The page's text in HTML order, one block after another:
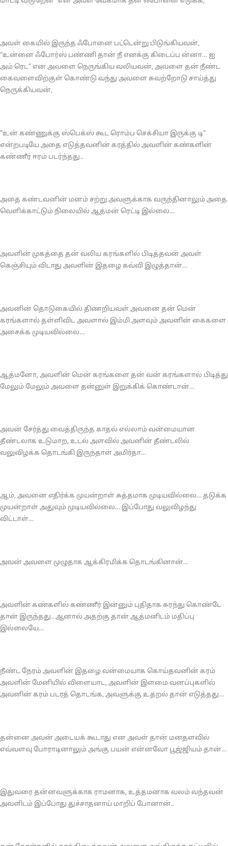
அவள் கையில் இருந்த ஃபோனை பட்டென்று பிடுங்கியவன்,
“உன்னை ஃபோர்ஸ் பண்ணி தான் நீ எனக்கு கிடைப்ப ன்னா… ஐ
அம் ரெட” என அவளை நெருங்கிய வலியவன், அவளை தன் நீண்ட
கைவளைவிற்குள் கொண்டு வந்து அவளை சுவற்றோடு சாய்த்து
நெருக்கியவன்,
“உன் கண்ணுக்கு ஸ்பெக்ஸ் கூட ரொம்ப செக்சியா இருக்கு டி”
என்றபடியே அதை எடுத்தவனின் கரத்தில் அவளின் கண்களின்
கண்ணீர் ஈரம் படர்ந்தது..
அதை கண்டவனின் மனம் சற்று அவளுக்காக வருந்தினாலும் அதை
வெளிக்காட்டும் நிலையில் ஆத்மன் ரெட்டி இல்லை…
அவளின் முகத்தை தன் வலிய கரங்களில் பிடித்தவன் அவள்
கெஞ்சியும் விடாது அவளின் இதழை கவ்வி இழுத்தான்…
அவனின் தொடுகையில் திணறியவள் அவனை தன் மென்
கரங்களால் தள்ளிவிட அவளால் இம்மி அளவும் அவனின் கைகளை
அசைக்க முடியவில்லை…
ஆத்மனோ, அவளின் மென் கரங்களை தன் வன் கரங்களால் பிடித்து
மேலும் மேலும் அவளை தன்னுள் இறுக்கிக் கொண்டான்…
அவன் சேர்த்து வைத்திருந்த காதல் எல்லாம் வன்மையான
தீண்டலாக உடுமாற, உடல் அளவில் அவனின் தீண்டலில்
வலுவிழக்க தொடங்கி இருந்தாள் அமிர்தா…
ஆம், அவனை எதிர்க்க முயன்றாள் சுத்தமாக முடியவில்லை… தடுக்க
முயன்றாள் அதுவும் முடியவில்லை… இப்போது வலுவிழந்து
விட்டாள்…
அவன் அவளை முழுதாக ஆக்கிரமிக்க தொடங்கினான்…
அவளின் கண்களில் கண்ணீர் இன்னும் புதிதாக சுரந்து கொண்டே
தான் இருந்தது.. ஆனால் அதற்கு தான் ஆத்மனிடம் மதிப்பு
இல்லையே…
நீண்ட நேரம் அவளின் இதழை வன்மையாக கொய்தவனின் கரம்
அவளின் மேனியில் விளையாட, அவளின் இளமை வனப்புகளில்
அவனின் கரம் படரத் தொடங்க, அவளுக்கு உதறல் தான் எடுத்தது…
தன்னை அவன் அடையக் கூடாது என அவள் தான் மனதளவில்
எவ்வளவு போராடினாலும் அங்கு பயன் என்னவோ பூஜ்ஜியம் தான்…
இதுவரை தன்னவளுக்காக ராமனாக, உத்தமனாக வலம் வந்தவன்
அவளிடம் இப்போது துச்சாதனாய் மாறிப் போனான்..